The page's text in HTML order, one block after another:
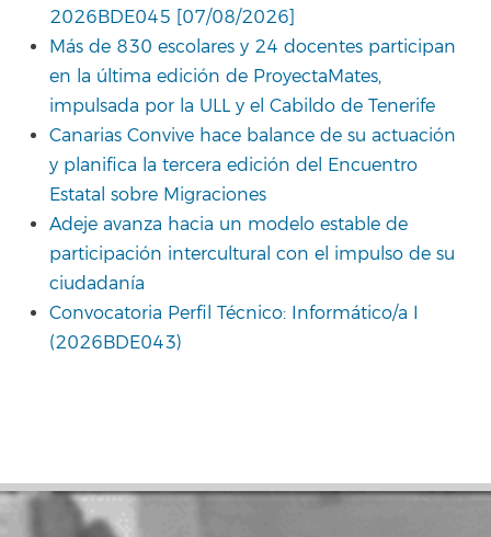
2026BDE045 [07/08/2026]
Más de 830 escolares y 24 docentes participan
en la última edición de ProyectaMates,
impulsada por la ULL y el Cabildo de Tenerife
Canarias Convive hace balance de su actuación
y planifica la tercera edición del Encuentro
Estatal sobre Migraciones
Adeje avanza hacia un modelo estable de
participación intercultural con el impulso de su
ciudadanía
Convocatoria Perfil Técnico: Informático/a I
(2026BDE043)